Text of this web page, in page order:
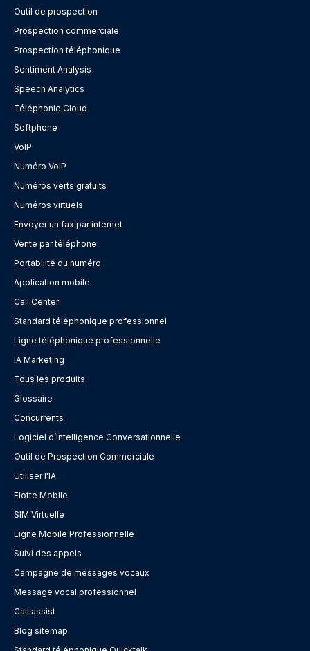
Outil de prospection
Prospection commerciale
Prospection téléphonique
Sentiment Analysis
Speech Analytics
Téléphonie Cloud
Softphone
VoIP
Numéro VoIP
Numéros verts gratuits
Numéros virtuels
Envoyer un fax par internet
Vente par téléphone
Portabilité du numéro
Application mobile
Call Center
Standard téléphonique professionnel
Ligne téléphonique professionnelle
IA Marketing
Tous les produits
Glossaire
Concurrents
Logiciel d’Intelligence Conversationnelle
Outil de Prospection Commerciale
Utiliser l'IA
Flotte Mobile
SIM Virtuelle
Ligne Mobile Professionnelle
Suivi des appels
Campagne de messages vocaux
Message vocal professionnel
Call assist
Blog sitemap